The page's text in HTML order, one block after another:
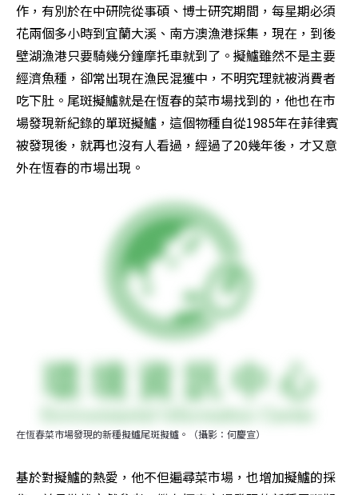
作，有別於在中研院從事碩、博士研究期間，每星期必須
花兩個多小時到宜蘭大溪、南方澳漁港採集，現在，到後
壁湖漁港只要騎幾分鐘摩托車就到了。擬鱸雖然不是主要
經濟魚種，卻常出現在漁民混獲中，不明究理就被消費者
吃下肚。尾斑擬鱸就是在恆春的菜市場找到的，他也在市
場發現新紀錄的單斑擬鱸，這個物種自從1985年在菲律賓
被發現後，就再也沒有人看過，經過了20幾年後，才又意
外在恆春的市場出現。
在恆春菜市場發現的新種擬鱸尾斑擬鱸。（攝影：何慶宣）
基於對擬鱸的熱愛，他不但遍尋菜市場，也增加擬鱸的採